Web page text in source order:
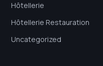
Hôtellerie
Hôtellerie Restauration
Uncategorized